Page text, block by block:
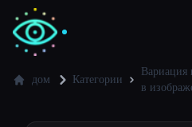
дом Категории
Вариация
в